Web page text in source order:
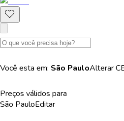
Você esta em: São PauloAlterar
Preços válidos para
São PauloEditar